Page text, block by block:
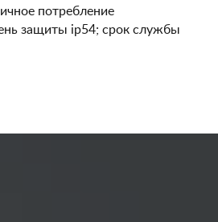
потребление
защиты ip54; срок службы